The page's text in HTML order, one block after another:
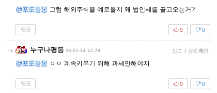
@포도봉봉 그럼 해외주식을 예로들지 왜 법인세를 끌고오는거?
답글 0
0
누구나평등 26-05-14 12:28 신고 | 공감 확인
@포도봉봉 ㅇㅇ 계속키우기 위해 과세안해야지
답글 0
0